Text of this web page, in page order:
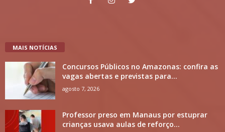
MAIS NOTÍCIAS
Concursos Públicos no Amazonas: confira as
vagas abertas e previstas para...
agosto 7, 2026
Professor preso em Manaus por estuprar
crianças usava aulas de reforço...